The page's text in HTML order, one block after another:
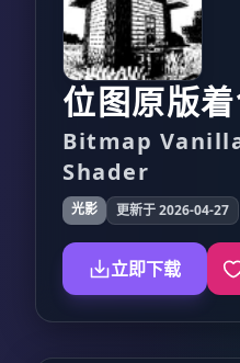
位图原版
Bitmap
Shader
光影 更新于 2026-04-27
立即下载